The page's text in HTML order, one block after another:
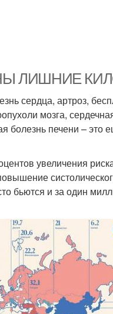
ЛИШНИЕ
сердца, артроз,
мозга,
болезнь печени – это
увеличения
бьются и за один